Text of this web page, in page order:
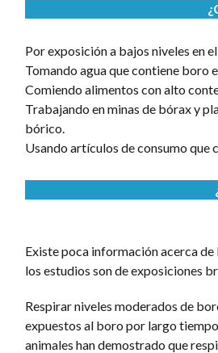
Por exposición a bajos niveles en
Tomando agua que contiene boro
Comiendo alimentos con alto
Trabajando en minas de bórax y
bórico.
Usando artículos de consumo
Existe poca información acerca
los estudios son de exposiciones
Respirar niveles moderados de
expuestos al boro por largo
animales han demostrado que